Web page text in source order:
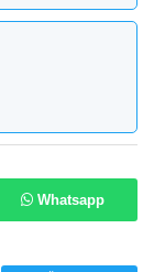
Whatsapp